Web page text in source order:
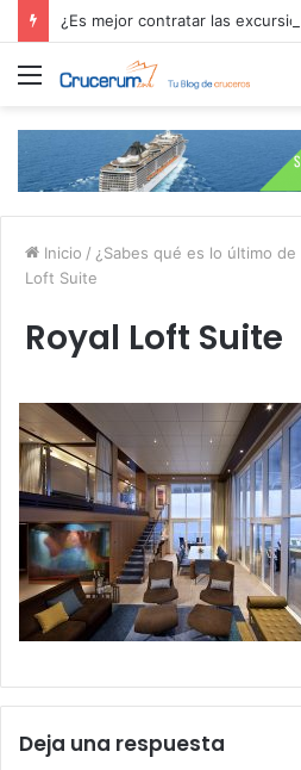
Menú
Inicio / ¿Sabes qué es lo último de
Loft Suite
Royal Loft Suite
Deja una respuesta